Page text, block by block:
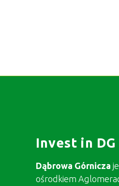
Invest in DG
Dąbrowa Górnicza
ośrodkiem